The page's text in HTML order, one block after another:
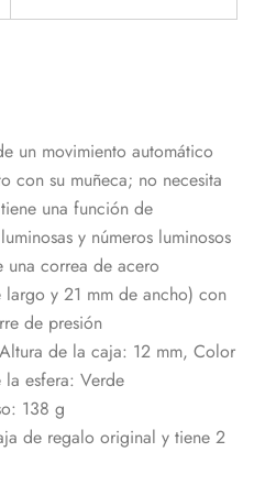
un movimiento automático
con su muñeca; no necesita
una función de
y números luminosos
una correa de acero
y 21 mm de ancho) con
de presión
de la caja: 12 mm, Color
esfera: Verde
138 g
de regalo original y tiene 2